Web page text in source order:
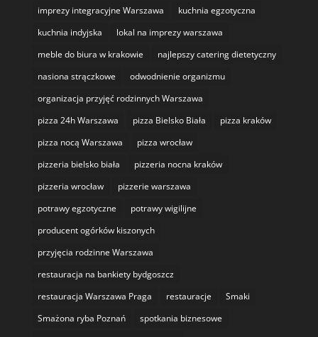
imprezy integracyjne Warszawa
kuchnia egzotyczna
kuchnia indyjska
lokal na imprezy warszawa
meble do biura w krakowie
najlepszy catering dietetyczny
nasiona strączkowe
odwodnienie organizmu
organizacja przyjęć rodzinnych Warszawa
pizza 24h Warszawa
pizza Bielsko Biała
pizza kraków
pizza nocą Warszawa
pizza wrocław
pizzeria bielsko biała
pizzeria nocna kraków
pizzeria wrocław
pizzerie warszawa
potrawy egzotyczne
potrawy wigilijne
producent ogórków kiszonych
przyjęcia rodzinne Warszawa
restauracja na bankiety bydgoszcz
restauracja Warszawa Praga
restauracje
Smaki
Smażona ryba Poznań
spotkania biznesowe